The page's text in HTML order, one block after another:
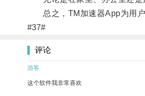
总之，TM加速器App为用户
#37#
评论
游客
这个软件我非常喜欢